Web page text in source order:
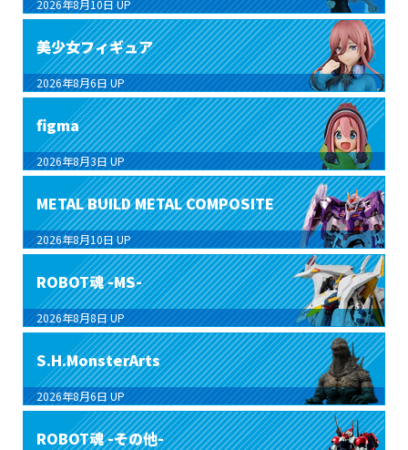
2026年8月10日 UP
美少女フィギュア
2026年8月6日 UP
figma
2026年8月3日 UP
METAL BUILD METAL COMPOSITE
2026年8月10日 UP
ROBOT魂 -MS-
2026年8月8日 UP
S.H.MonsterArts
2026年8月6日 UP
ROBOT魂 -その他-